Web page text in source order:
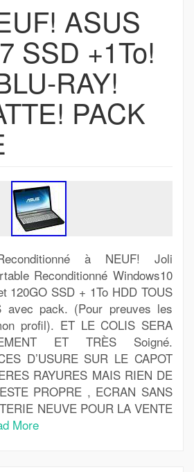
ASUS
SSD +1To!
RAY!
PACK
à NEUF! Joli
Reconditionné Windows10
120GO SSD + 1To HDD TOUS
avec pack. (Pour preuves les
profil). ET LE COLIS SERA
ET TRÈS Soigné.
D’USURE SUR LE CAPOT
RAYURES MAIS RIEN DE
PROPRE , ECRAN SANS
NEUVE POUR LA VENTE
More